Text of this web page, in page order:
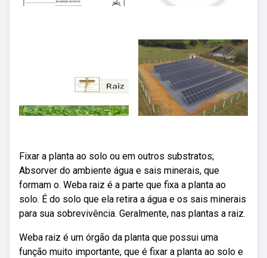
Fixar a planta ao solo ou em outros substratos;
Absorver do ambiente água e sais minerais, que
formam o. Weba raiz é a parte que fixa a planta ao
solo. É do solo que ela retira a água e os sais minerais
para sua sobrevivência. Geralmente, nas plantas a raiz.
Weba raiz é um órgão da planta que possui uma
função muito importante, que é fixar a planta ao solo e